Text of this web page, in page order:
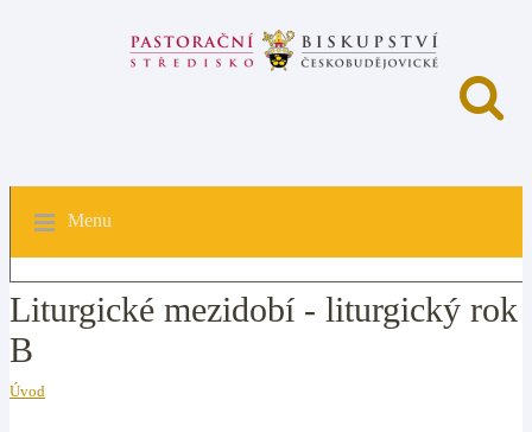
Menu
Liturgické mezidobí - liturgický rok
B
Úvod